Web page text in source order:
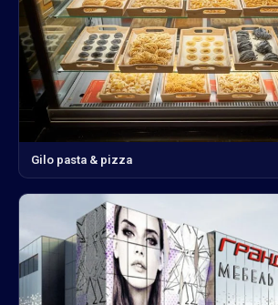
Gilo pasta & pizza